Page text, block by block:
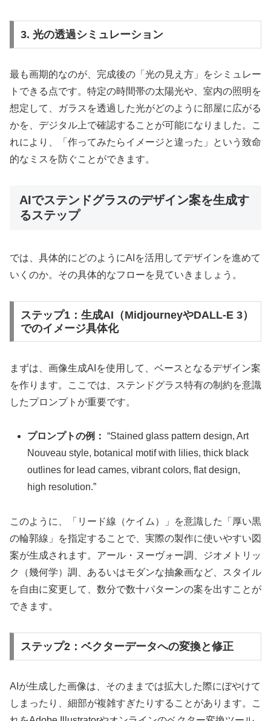
3. 光の透過シミュレーション
最も画期的なのが、完成後の「光の見え方」をシミュレー
トできる点です。特定の時間帯の太陽光や、室内の照明を
想定して、ガラスを透過した光がどのように部屋に広がる
かを、デジタル上で確認することが可能になりました。こ
れにより、「作ってみたらイメージと違った」という致命
的なミスを防ぐことができます。
AIでステンドグラスのデザイン案を生成す
るステップ
では、具体的にどのようにAIを活用してデザインを進めて
いくのか。その具体的なフローを見ていきましょう。
ステップ1：生成AI（MidjourneyやDALL-E 3）
でのイメージ具体化
まずは、画像生成AIを使用して、ベースとなるデザイン案
を作ります。ここでは、ステンドグラス特有の制約を意識
したプロンプトが重要です。
プロンプトの例： “Stained glass pattern design, Art
Nouveau style, botanical motif with lilies, thick black
outlines for lead cames, vibrant colors, flat design,
high resolution.”
このように、「リード線（ケイム）」を意識した「厚い黒
の輪郭線」を指定することで、実際の製作に使いやすい図
案が生成されます。アール・ヌーヴォー調、ジオメトリッ
ク（幾何学）調、あるいはモダンな抽象画など、スタイル
を自由に変更して、数分で数十パターンの案を出すことが
できます。
ステップ2：ベクターデータへの変換と修正
AIが生成した画像は、そのままでは拡大した際にぼやけて
しまったり、細部が複雑すぎたりすることがあります。こ